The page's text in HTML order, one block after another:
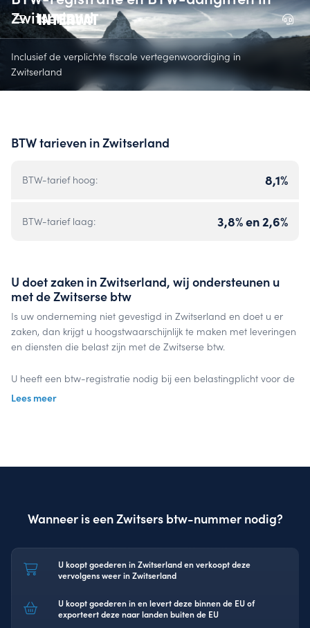
Zwitserland
Inclusief de verplichte fiscale vertegenwoordiging in
Zwitserland
BTW tarieven in Zwitserland
BTW-tarief hoog: 8,1%
BTW-tarief laag: 3,8% en 2,6%
U doet zaken in Zwitserland, wij ondersteunen u
met de Zwitserse btw
Is uw onderneming niet gevestigd in Zwitserland en doet u er
zaken, dan krijgt u hoogstwaarschijnlijk te maken met leveringen
en diensten die belast zijn met de Zwitserse btw.
U heeft een btw-registratie nodig bij een belastingplicht voor de
btw in Zwitserland. Na het aanvragen van een Zwitsers btw-
zakendoet in Zwitserland. Wanneer u uw btw-registratie en -
aangifte(n).
Laten we samenwerken
Lees meer
Wanneer is een Zwitsers btw-nummer nodig?
U koopt goederen in Zwitserland en verkoopt deze
vervolgens weer in Zwitserland
U koopt goederen in en levert deze binnen de EU of
exporteert deze naar landen buiten de EU